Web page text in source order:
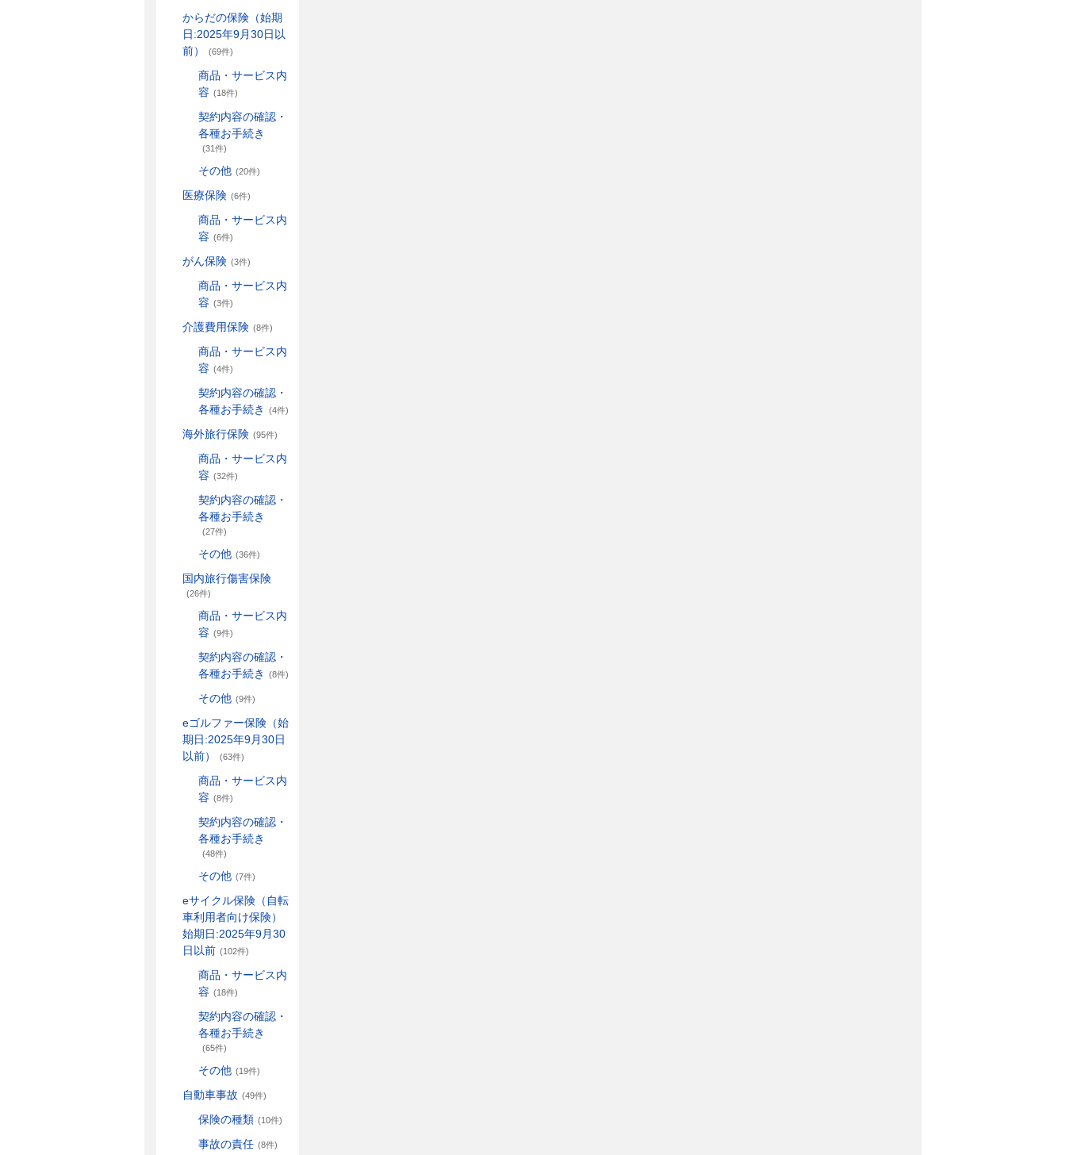
からだの保険（始期
日:2025年9月30日以
前）
(69件)
商品・サービス内
容 (18件)
契約内容の確認・
各種お手続き
(31件)
その他 (20件)
医療保険 (6件)
商品・サービス内
容 (6件)
がん保険 (3件)
商品・サービス内
容 (3件)
介護費用保険 (8件)
商品・サービス内
容 (4件)
契約内容の確認・
各種お手続き
(4件)
海外旅行保険 (95件)
商品・サービス内
容 (32件)
契約内容の確認・
各種お手続き
(27件)
その他 (36件)
国内旅行傷害保険
(26件)
商品・サービス内
容 (9件)
契約内容の確認・
各種お手続き
(8件)
その他 (9件)
eゴルファー保険（始
期日:2025年9月30日
以前）
(63件)
商品・サービス内
容 (8件)
契約内容の確認・
各種お手続き
(48件)
その他 (7件)
eサイクル保険（自転
車利用者向け保険）
始期日:2025年9月30
日以前 (102件)
商品・サービス内
容 (18件)
契約内容の確認・
各種お手続き
(65件)
その他 (19件)
自動車事故 (49件)
保険の種類 (10件)
事故の責任 (8件)